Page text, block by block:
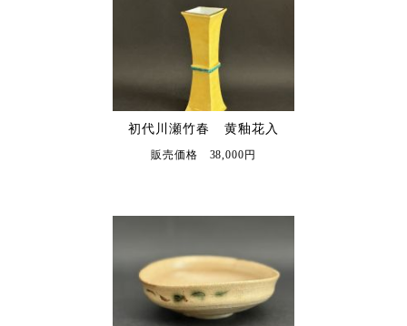
初代川瀬竹春 黄釉花入
販売価格 38,000円